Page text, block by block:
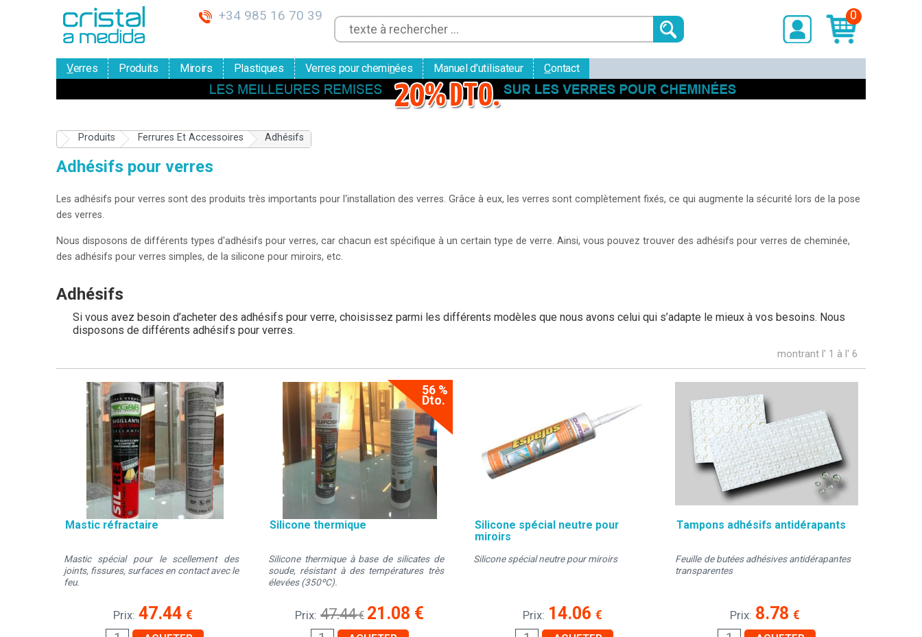
+34 985 16 70 39 0
EMAIL
Verres Produits Miroirs Plastiques Verres pour cheminées Manuel d’utilisateur Contact
Produits Ferrures Et Accessoires Adhésifs
Adhésifs pour verres
Les adhésifs pour verres sont des produits très importants pour l'installation des verres. Grâce à eux, les verres sont complètement fixés, ce qui augmente la sécurité lors de la pose
des verres.
Nous disposons de différents types d'adhésifs pour verres, car chacun est spécifique à un certain type de verre. Ainsi, vous pouvez trouver des adhésifs pour verres de cheminée,
des adhésifs pour verres simples, de la silicone pour miroirs, etc.
Adhésifs
Si vous avez besoin d’acheter des adhésifs pour verre, choisissez parmi les différents modèles que nous avons celui qui s’adapte le mieux à vos besoins. Nous
disposons de différents adhésifs pour verres.
montrant l' 1 à l' 6
Mastic réfractaire
Mastic spécial pour le scellement des
joints, fissures, surfaces en contact avec le
feu.
Prix: 47.44 €
Silicone thermique
Silicone thermique à base de silicates de
soude, résistant à des températures très
élevées (350ºC).
56 %
Dto.
Prix: 47.44 € 21.08 €
Silicone spécial neutre pour
miroirs
Silicone spécial neutre pour miroirs
Prix: 14.06 €
Tampons adhésifs antidérapants
Feuille de butées adhésives antidérapantes
transparentes
Prix: 8.78 €